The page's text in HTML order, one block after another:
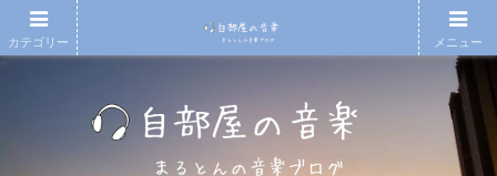
カテゴリー メニュー